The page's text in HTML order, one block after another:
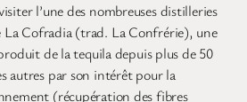
l’une des nombreuses distilleries
La Cofradia (trad. La Confrérie), une
de la tequila depuis plus de 50
autres par son intérêt pour la
(récupération des fibres